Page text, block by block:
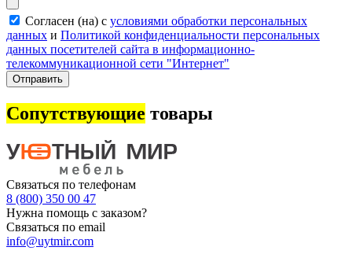
Согласен (на) с условиями обработки персональных
данных и Политикой конфиденциальности персональных
данных посетителей сайта в информационно-
телекоммуникационной сети "Интернет"
Отправить
Сопутствующие товары
Связаться по телефонам
8 (800) 350 00 47
Нужна помощь с заказом?
Связаться по email
info@uytmir.com